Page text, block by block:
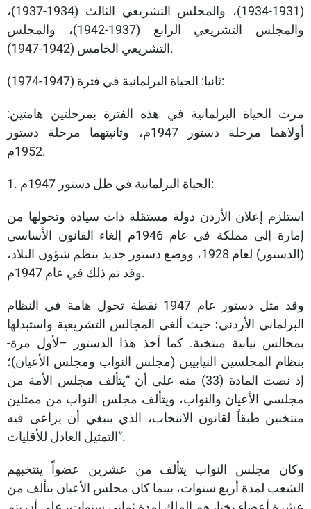
(1931-1934)، والمجلس التشريعي الثالث (1934-1937)،
والمجلس التشريعي الرابع (1937-1942)، والمجلس
التشريعي الخامس (1942-1947).
ثانيا: الحياة البرلمانية في فترة (1947-1974):
مرت الحياة البرلمانية في هذه الفترة بمرحلتين هامتين:
أولاهما مرحلة دستور 1947م، وثانيتهما مرحلة دستور
1952م.
1. الحياة البرلمانية في ظل دستور 1947م:
استلزم إعلان الأردن دولة مستقلة ذات سيادة وتحولها من
إمارة إلى مملكة في عام 1946م إلغاء القانون الأساسي
(الدستور) لعام 1928، ووضع دستور جديد ينظم شؤون البلاد،
وقد تم ذلك في عام 1947م.
وقد مثل دستور عام 1947 نقطة تحول هامة في النظام
البرلماني الأردني؛ حيث ألغى المجالس التشريعية واستبدلها
بمجالس نيابية منتخبة. كما أخذ هذا الدستور –لأول مرة-
بنظام المجلسين النيابيين (مجلس النواب ومجلس الأعيان)؛
إذ نصت المادة (33) منه على أن “يتألف مجلس الأمة من
مجلسي الأعيان والنواب، ويتألف مجلس النواب من ممثلين
منتخبين طبقاً لقانون الانتخاب، الذي ينبغي أن يراعى فيه
التمثيل العادل للأقليات”.
وكان مجلس النواب يتألف من عشرين عضواً ينتخبهم
الشعب لمدة أربع سنوات، بينما كان مجلس الأعيان يتألف من